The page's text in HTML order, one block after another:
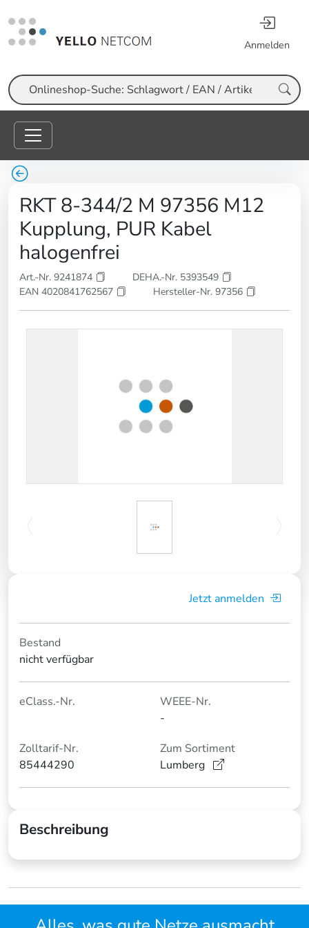
Anmelden
Suche
RKT 8-344/2 M 97356 M12
Kupplung, PUR Kabel
halogenfrei
Art.-Nr. 9241874
DEHA.-Nr. 5393549
EAN 4020841762567
Hersteller-Nr. 97356
Jetzt anmelden
Bestand
nicht verfügbar
eClass.-Nr.
WEEE-Nr.
-
Zolltarif-Nr.
85444290
Zum Sortiment
Lumberg
Beschreibung